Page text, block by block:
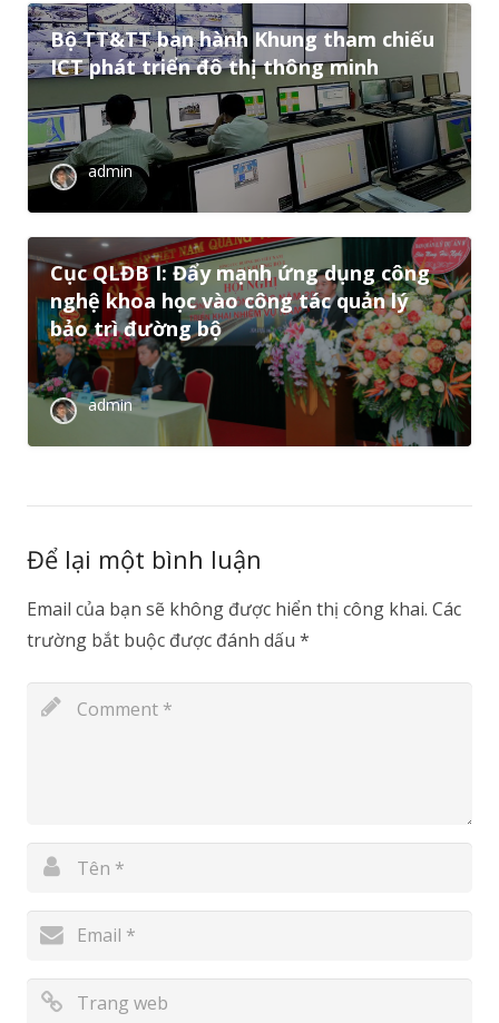
Bộ TT&TT ban hành Khung tham chiếu
ICT phát triển đô thị thông minh
admin
Cục QLĐB I: Đẩy mạnh ứng dụng công
nghệ khoa học vào công tác quản lý
bảo trì đường bộ
admin
Để lại một bình luận
Email của bạn sẽ không được hiển thị công khai. Các
trường bắt buộc được đánh dấu *